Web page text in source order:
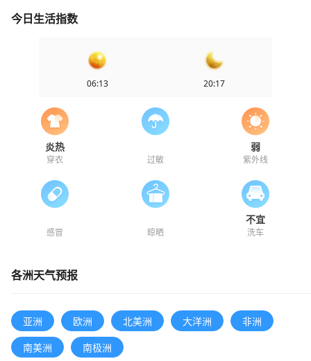
今日生活指数
06:13 20:17
炎热
穿衣 过敏
弱
紫外线
感冒 晾晒
不宜
洗车
各洲天气预报
亚洲 欧洲 北美洲 大洋洲
非洲
南美洲
南极洲